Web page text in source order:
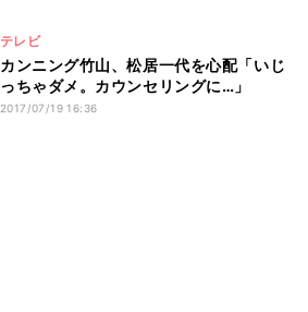
テレビ
カンニング竹山、松居一代を心配「いじ
っちゃダメ。カウンセリングに…」
2017/07/19 16:36